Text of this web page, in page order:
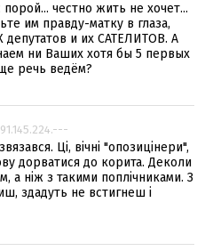
честно жить не хочет...
им правду-матку в глаза,
и их САТЕЛИТОВ. А
ни Ваших хотя бы 5 первых
речь ведём?
Ці, вічні "опозицінери",
дорватися до корита. Деколи
а ніж з такими поплічниками. З
здадуть не встигнеш і